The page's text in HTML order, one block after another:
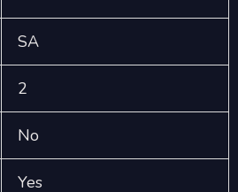
SA
2
No
Yes